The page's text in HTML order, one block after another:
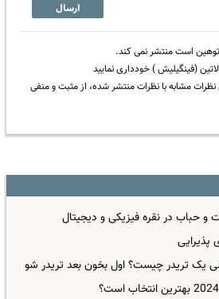
ارسال
توهین است منتشر نمی کند.
(فینگیلیش ) خودداری نمایید
مشابه با نظرات منتشر شده، از مثبت و منفی
و حباب در نقره فیزیکی و دیجیتال
پذیرایی
یک تریدر چیست؟ اول بخون بعد تریدر شو